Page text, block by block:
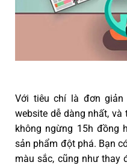
Với tiêu chí là đơn
website dễ dàng nhất,
không ngừng 15h đồng
sản phẩm đột phá. Bạn
màu sắc, cũng như thay